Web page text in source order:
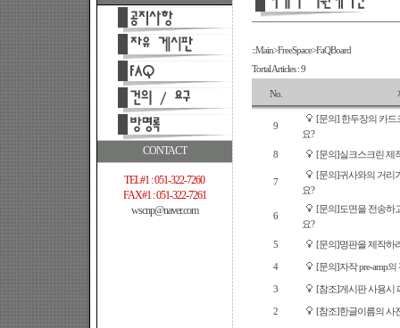
CONTACT
TEL#1 : 051-322-7260
FAX#1 : 051-322-7261
wscnp@naver.com
::Main>FreeSpace>FaQBoard
Tortal Articles : 9
No.
9
[문의] 한두장의 카드
요?
8 [문의]실크스크린 제
7
[문의]귀사와의 거리
요?
6
[문의]도면을 전송하
요?
5 [문의]명판을 제작하
4 [문의]자작 pre-amp
3 [참조]게시판 사용시
2 [참조]한글이름의 사